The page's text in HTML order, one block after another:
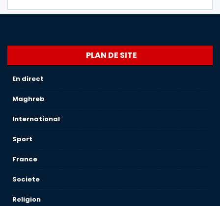
PLAN DE SITE
En direct
Maghreb
International
Sport
France
Societe
Religion